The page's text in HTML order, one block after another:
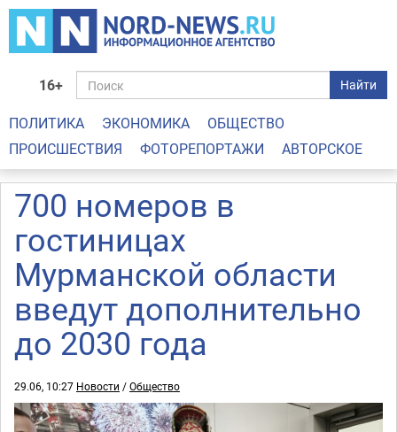
16+ Найти
ПОЛИТИКА ЭКОНОМИКА
ОБЩЕСТВО
ПРОИСШЕСТВИЯ
ФОТОРЕПОРТАЖИ АВТОРСКОЕ
700 номеров в
гостиницах
Мурманской области
введут дополнительно
до 2030 года
29.06, 10:27 Новости /Общество